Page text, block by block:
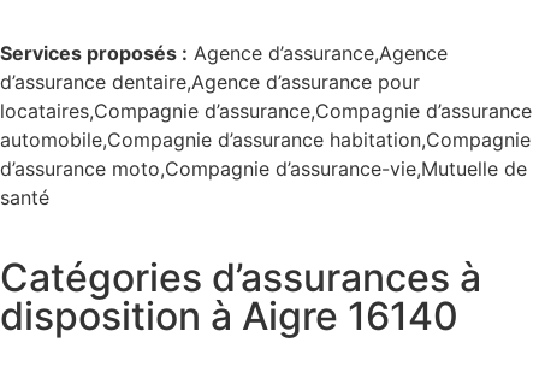
Services proposés : Agence d’assurance,Agence
d’assurance dentaire,Agence d’assurance pour
locataires,Compagnie d’assurance,Compagnie d’assurance
automobile,Compagnie d’assurance habitation,Compagnie
d’assurance moto,Compagnie d’assurance-vie,Mutuelle de
santé
Catégories d’assurances à
disposition à Aigre 16140